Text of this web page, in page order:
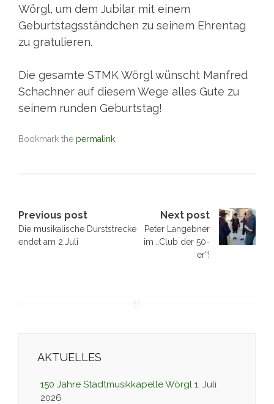
Wörgl, um dem Jubilar mit einem
Geburtstagsständchen zu seinem Ehrentag
zu gratulieren.
Die gesamte STMK Wörgl wünscht Manfred
Schachner auf diesem Wege alles Gute zu
seinem runden Geburtstag!
Bookmark the permalink
Post
navigation
Previous post
Die musikalische Durststrecke
endet am 2.Juli
Next post
Peter Langebner
im „Club der 50-
er“!
AKTUELLES
150 Jahre Stadtmusikkapelle Wörgl 1. Juli
2026